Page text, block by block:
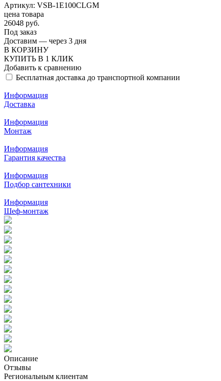
Артикул: VSB-1E100CLGM
цена товара
26048 руб.
Под заказ
Доставим — через 3 дня
В КОРЗИНУ
КУПИТЬ В 1 КЛИК
Добавить к сравнению
Бесплатная доставка до транспортной компании
Информация
Доставка
Информация
Монтаж
Информация
Гарантия качества
Информация
Подбор сантехники
Информация
Шеф-монтаж
Описание
Отзывы
Региональным клиентам